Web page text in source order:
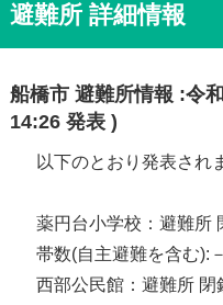
避難所 詳細情報
船橋市 避難所情報 :令
14:26 発表 )
以下のとおり発表され
薬円台小学校：避難
帯数(自主避難を含む):
西部公民館：避難所